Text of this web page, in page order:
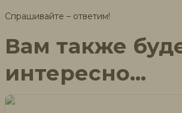
Спрашивайте – ответим!
Вам также
интересно…